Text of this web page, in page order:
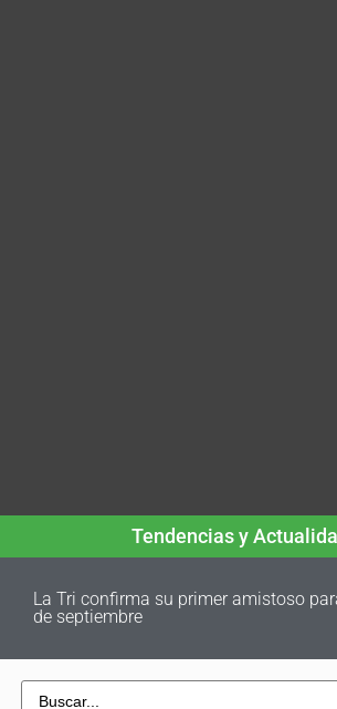
Tendencias y
La Tri confirma su primer amistoso
de septiembre